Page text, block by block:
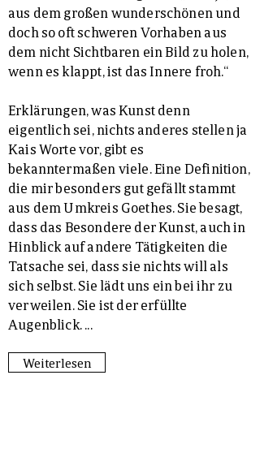
aus dem großen wunderschönen und
doch so oft schweren Vorhaben aus
dem nicht Sichtbaren ein Bild zu holen,
wenn es klappt, ist das Innere froh.“
Erklärungen, was Kunst denn
eigentlich sei, nichts anderes stellen ja
Kais Worte vor, gibt es
bekanntermaßen viele. Eine Definition,
die mir besonders gut gefällt stammt
aus dem Umkreis Goethes. Sie besagt,
dass das Besondere der Kunst, auch in
Hinblick auf andere Tätigkeiten die
Tatsache sei, dass sie nichts will als
sich selbst. Sie lädt uns ein bei ihr zu
verweilen. Sie ist der erfüllte
Augenblick. ...
Weiterlesen